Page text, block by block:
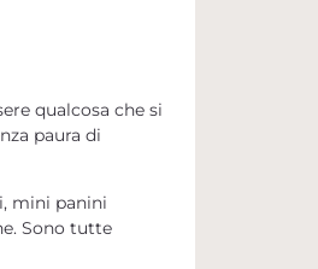
qualcosa che si
paura di
mini panini
Sono tutte